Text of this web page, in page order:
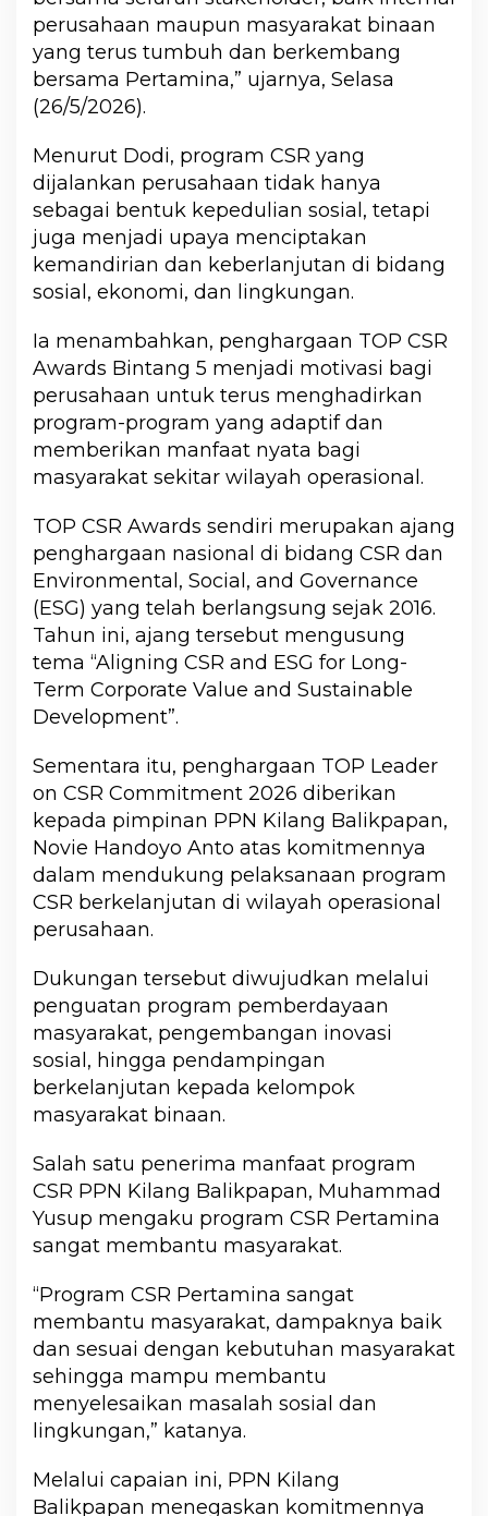
perusahaan maupun masyarakat binaan
yang terus tumbuh dan berkembang
bersama Pertamina,” ujarnya, Selasa
(26/5/2026).
Menurut Dodi, program CSR yang
dijalankan perusahaan tidak hanya
sebagai bentuk kepedulian sosial, tetapi
juga menjadi upaya menciptakan
kemandirian dan keberlanjutan di bidang
sosial, ekonomi, dan lingkungan.
Ia menambahkan, penghargaan TOP CSR
Awards Bintang 5 menjadi motivasi bagi
perusahaan untuk terus menghadirkan
program-program yang adaptif dan
memberikan manfaat nyata bagi
masyarakat sekitar wilayah operasional.
TOP CSR Awards sendiri merupakan ajang
penghargaan nasional di bidang CSR dan
Environmental, Social, and Governance
(ESG) yang telah berlangsung sejak 2016.
Tahun ini, ajang tersebut mengusung
tema “Aligning CSR and ESG for Long-
Term Corporate Value and Sustainable
Development”.
Sementara itu, penghargaan TOP Leader
on CSR Commitment 2026 diberikan
kepada pimpinan PPN Kilang Balikpapan,
Novie Handoyo Anto atas komitmennya
dalam mendukung pelaksanaan program
CSR berkelanjutan di wilayah operasional
perusahaan.
Dukungan tersebut diwujudkan melalui
penguatan program pemberdayaan
masyarakat, pengembangan inovasi
sosial, hingga pendampingan
berkelanjutan kepada kelompok
masyarakat binaan.
Salah satu penerima manfaat program
CSR PPN Kilang Balikpapan, Muhammad
Yusup mengaku program CSR Pertamina
sangat membantu masyarakat.
“Program CSR Pertamina sangat
membantu masyarakat, dampaknya baik
dan sesuai dengan kebutuhan masyarakat
sehingga mampu membantu
menyelesaikan masalah sosial dan
lingkungan,” katanya.
Melalui capaian ini, PPN Kilang
Balikpapan menegaskan komitmennya